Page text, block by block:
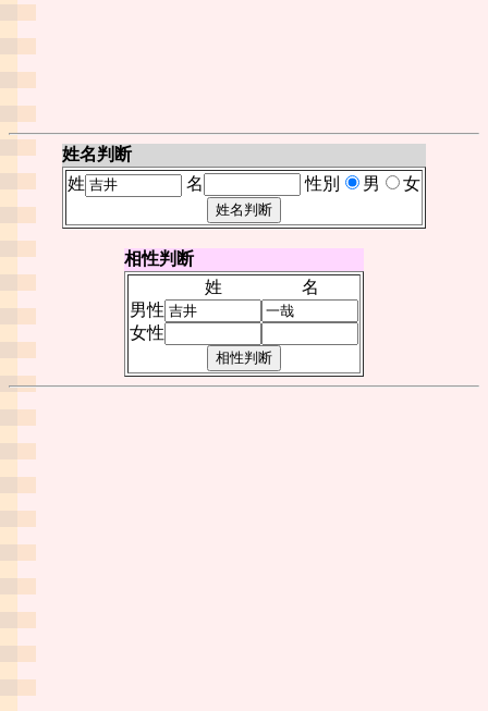
姓名判断
姓
名 性別 男 女
相性判断
姓
名
男性
女性